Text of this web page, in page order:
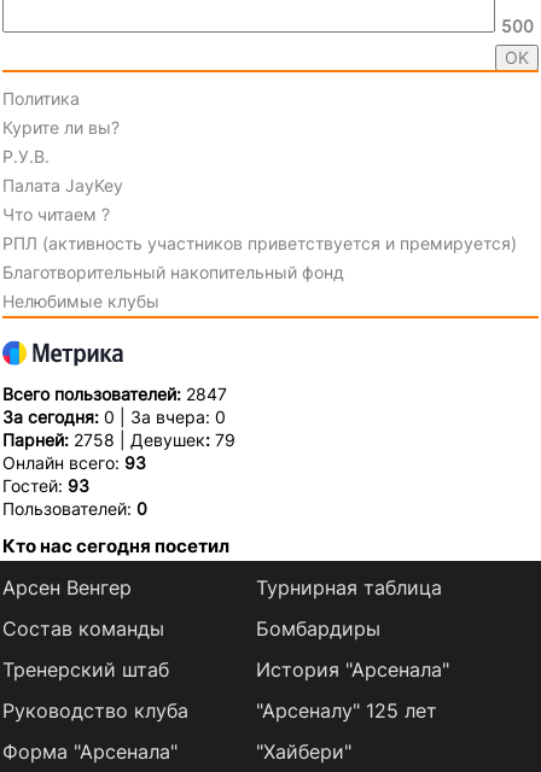
500
Политика
Курите ли вы?
Р.У.В.
Палата JayKey
Что читаем ?
РПЛ (активность участников приветствуется и премируется)
Благотворительный накопительный фонд
Нелюбимые клубы
Всего пользователей: 2847
За сегодня: 0 | За вчера: 0
Парней: 2758 | Девушек: 79
Онлайн всего: 93
Гостей: 93
Пользователей: 0
Кто нас сегодня посетил
Арсен Венгер
Состав команды
Тренерский штаб
Руководство клуба
Форма "Арсенала"
Турнирная таблица
Бомбардиры
История "Арсенала"
"Арсеналу" 125 лет
"Хайбери"